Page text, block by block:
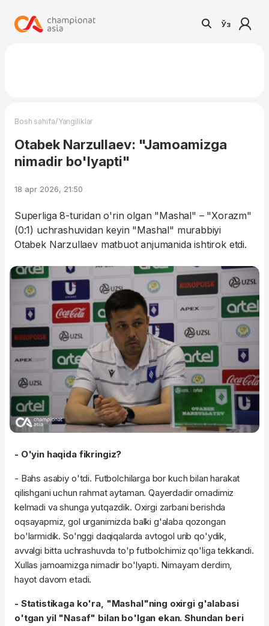
Ўз
Bosh sahifa/Yangiliklar
Otabek Narzullaev: "Jamoamizga
nimadir bo'lyapti"
18 apr 2026, 21:50
Superliga 8-turidan o'rin olgan "Mashal" – "Xorazm"
(0:1) uchrashuvidan keyin "Mashal" murabbiyi
Otabek Narzullaev matbuot anjumanida ishtirok etdi.
- O'yin haqida fikringiz?
- Bahs asabiy o'tdi. Futbolchilarga bor kuch bilan harakat
qilishgani uchun rahmat aytaman. Qayerdadir omadimiz
kelmadi va shunga yutqazdik. Oxirgi zarbani berishda
oqsayapmiz, gol urganimizda balki g'alaba qozongan
bo'larmidik. So'nggi daqiqalarda avtogol urib qo'ydik,
avvalgi bitta uchrashuvda to'p futbolchimiz qo'liga tekkandi.
Xullas jamoamizga nimadir bo'lyapti. Nimayam derdim,
hayot davom etadi.
- Statistikaga ko'ra, "Mashal"ning oxirgi g'alabasi
o'tgan yil "Nasaf" bilan bo'lgan ekan. Shundan beri